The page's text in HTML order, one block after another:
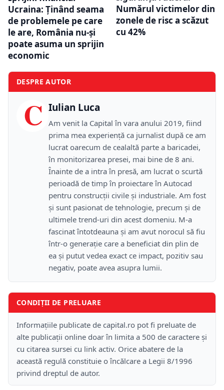
Ucraina: Ținând seama
de problemele pe care
le are, România nu-și
poate asuma un sprijin
economic
Numărul victimelor din
zonele de risc a scăzut
cu 42%
DESPRE AUTOR
C Iulian Luca
Am venit la Capital în vara anului 2019, fiind
prima mea experiență ca jurnalist după ce am
lucrat oarecum de cealaltă parte a baricadei,
în monitorizarea presei, mai bine de 8 ani.
Înainte de a intra în presă, am lucrat o scurtă
perioadă de timp în proiectare în Autocad
pentru construcții civile și industriale. Am fost
și sunt pasionat de tehnologie, precum și de
ultimele trend-uri din acest domeniu. M-a
fascinat întotdeauna și am avut norocul să fiu
într-o generație care a beneficiat din plin de
ea și putut vedea exact ce impact, pozitiv sau
negativ, poate avea asupra lumii.
CONDIȚII DE PRELUARE
Informațiile publicate de capital.ro pot fi preluate de
alte publicații online doar în limita a 500 de caractere și
cu citarea sursei cu link activ. Orice abatere de la
această regulă constituie o încălcare a Legii 8/1996
privind dreptul de autor.